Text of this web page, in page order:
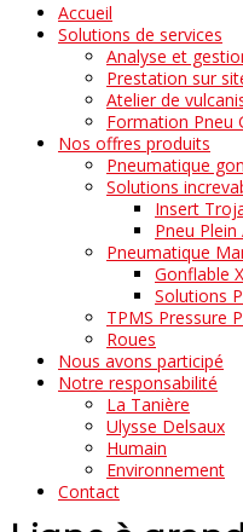
Accueil
Solutions de services
Analyse et
Prestation sur
Atelier de
Formation Pneu
Nos offres produits
Pneumatique
Solutions
Insert
Pneu Plein
Pneumatique
Gonflable
Solutions
TPMS Pressure
Roues
Nous avons participé
Notre responsabilité
La Tanière
Ulysse Delsaux
Humain
Environnement
Contact